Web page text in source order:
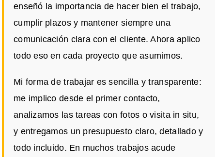
enseñó la importancia de hacer bien el trabajo,
cumplir plazos y mantener siempre una
comunicación clara con el cliente. Ahora aplico
todo eso en cada proyecto que asumimos.
Mi forma de trabajar es sencilla y transparente:
me implico desde el primer contacto,
analizamos las tareas con fotos o visita in situ,
y entregamos un presupuesto claro, detallado y
todo incluido. En muchos trabajos acude